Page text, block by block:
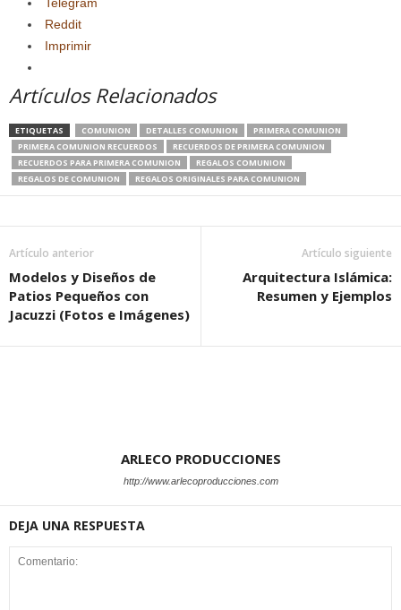
Reddit
Imprimir
Artículos Relacionados
ETIQUETAS COMUNION DETALLES COMUNION
PRIMERA COMUNION
PRIMERA COMUNION RECUERDOS
RECUERDOS DE PRIMERA COMUNION
RECUERDOS PARA PRIMERA COMUNION
REGALOS COMUNION
REGALOS DE COMUNION
REGALOS ORIGINALES PARA COMUNION
Artículo anterior
Modelos y Diseños de
Patios Pequeños con
Jacuzzi (Fotos e Imágenes)
Artículo siguiente
Arquitectura Islámica:
Resumen y Ejemplos
ARLECO PRODUCCIONES
http://www.arlecoproducciones.com
DEJA UNA RESPUESTA